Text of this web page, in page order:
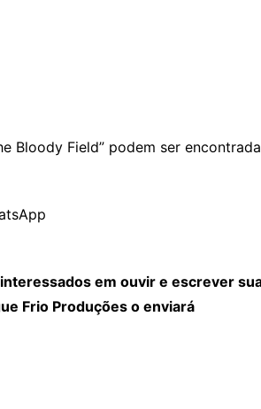
Bloody Field” podem ser
interessados em ouvir e escrever
Frio Produções o enviará